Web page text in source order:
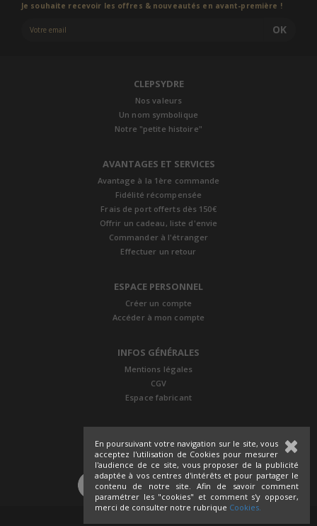
En poursuivant votre navigation sur le site, vous
acceptez l'utilisation de Cookies pour mesurer
l'audience de ce site, vous proposer de la publicité
adaptée à vos centres d'intérêts et pour partager le
contenu de notre site. Afin de savoir comment
paramétrer les "cookies" et comment s'y opposer,
merci de consulter notre rubrique Cookies.
Je souhaite recevoir les offres & nouveautés en avant-première !
OK
CLEPSYDRE
Nos valeurs
Un nom symbolique
Notre "petite histoire"
AVANTAGES ET SERVICES
Avantage à la 1ère commande
Fidélité récompensée
Frais de port offerts dès 150€
Offrir un cadeau, liste d'envie
Commander à l'étranger
Effectuer un retour
ESPACE PERSONNEL
Créer un compte
Accéder à mon compte
INFOS GÉNÉRALES
Mentions légales
CGV
Espace fabricant
SUIVEZ-NOUS